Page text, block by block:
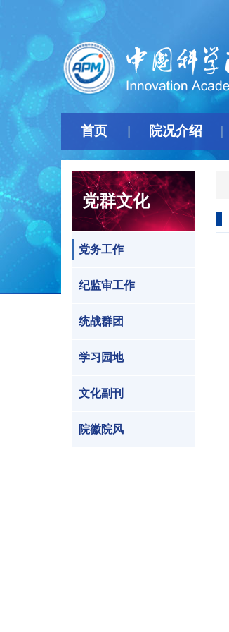
首页 院况介绍
党群文化
党务工作
纪监审工作
统战群团
学习园地
文化副刊
院徽院风